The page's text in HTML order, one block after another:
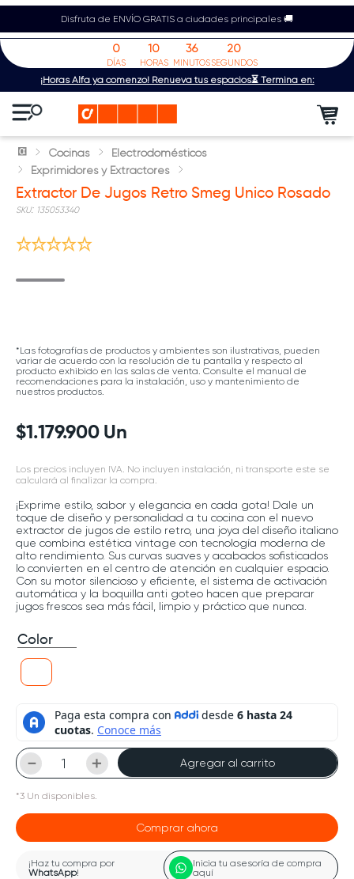
Disfruta de ENVÍO GRATIS a ciudades principales 🚚
¡Horas Alfa ya comenzó! Renueva tus espacios⏳ Termina en:
0
DÍAS
10
HORAS
36
MINUTOS
20
SEGUNDOS
Cocinas
Electrodomésticos
Exprimidores y Extractores
Extractor De Jugos Retro Smeg Unico Rosado
: 135053340
*Las fotografías de productos y ambientes son ilustrativas, pueden
variar de acuerdo con la resolución de tu pantalla y respecto al
producto exhibido en las salas de venta. Consulte el manual de
recomendaciones para la instalación, uso y mantenimiento de
nuestros productos.
$1 .179.900 Un
Los precios incluyen IVA. No incluyen instalación, ni transporte este se
calculará al finalizar la compra.
¡Exprime estilo, sabor y elegancia en cada gota! Dale un
toque de diseño y personalidad a tu cocina con el nuevo
extractor de jugos de estilo retro, una joya del diseño italiano
que combina estética vintage con tecnología moderna de
alto rendimiento. Sus curvas suaves y acabados sofisticados
lo convierten en el centro de atención en cualquier espacio.
Con su motor silencioso y eficiente, el sistema de activación
automática y la boquilla anti goteo hacen que preparar
jugos frescos sea más fácil, limpio y práctico que nunca.
Color
＋
－ Agregar al carrito
*3 Un disponibles.
Comprar ahora
¡Haz tu compra por
WhatsApp!
Inicia tu asesoría de compra
aquí